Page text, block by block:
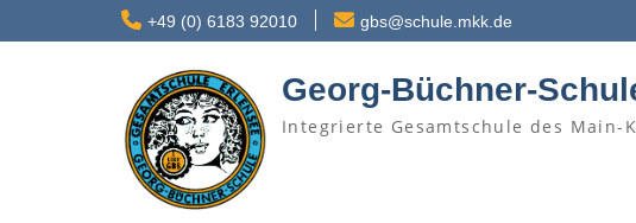
to
+49 (0) 6183 92010 gbs@schule.mkk.de
Georg-Büchner-
Integrierte Gesamtschule des Main-